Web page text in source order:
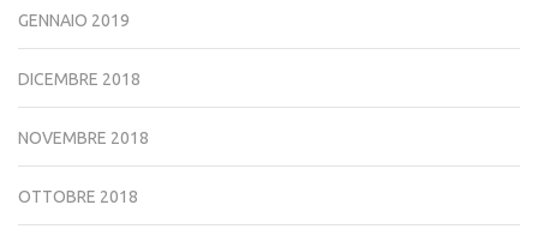
GENNAIO 2019
DICEMBRE 2018
NOVEMBRE 2018
OTTOBRE 2018